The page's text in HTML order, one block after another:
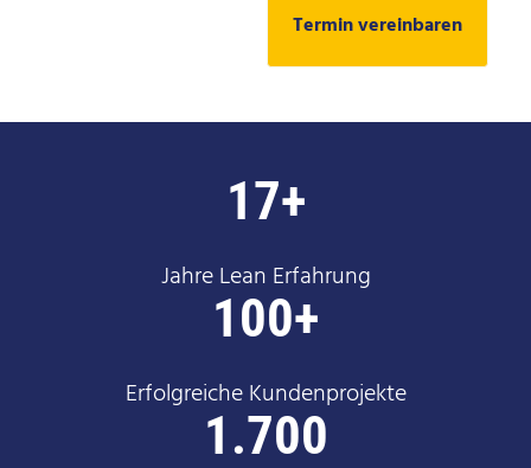
Termin vereinbaren
17+
Jahre Lean Erfahrung
100+
Erfolgreiche Kundenprojekte
1.700